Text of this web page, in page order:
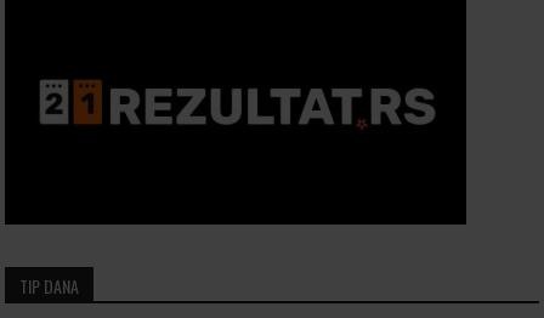
TIP DANA